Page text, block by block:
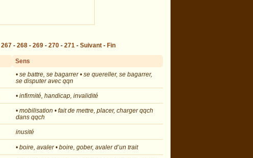
267- 268- 269- 270- 271 - Suivant- Fin
Sens
• se battre, se bagarrer • se quereller, se bagarrer,
se disputer avec qqn
• infirmité, handicap, invalidité
• mobilisation • fait de mettre, placer, charger qqch
dans qqch
inusité
• boire, avaler • boire, gober, avaler d’un trait